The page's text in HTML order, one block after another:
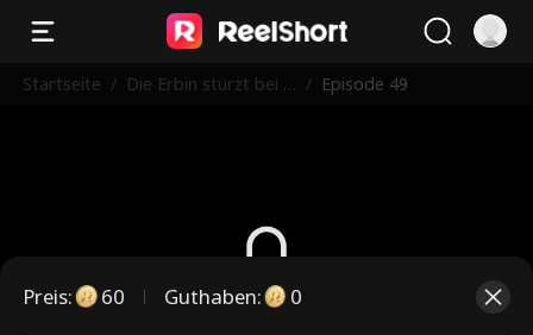
Startseite / Die Erbin stürzt bei ih / Episode 49
Preis: 60 Guthaben: 0